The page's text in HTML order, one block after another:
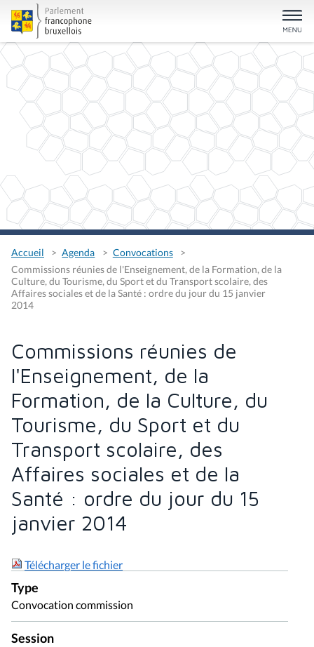
Accueil Agenda
Convocations
Commissions réunies de l'Enseignement, de la Formation, de la
Culture, du Tourisme, du Sport et du Transport scolaire, des
Affaires sociales et de la Santé : ordre du jour du 15 janvier
2014
Commissions réunies de
l'Enseignement, de la
Formation, de la Culture, du
Tourisme, du Sport et du
Transport scolaire, des
Affaires sociales et de la
Santé : ordre du jour du 15
janvier 2014
Télécharger le fichier
Type
Convocation commission
Session